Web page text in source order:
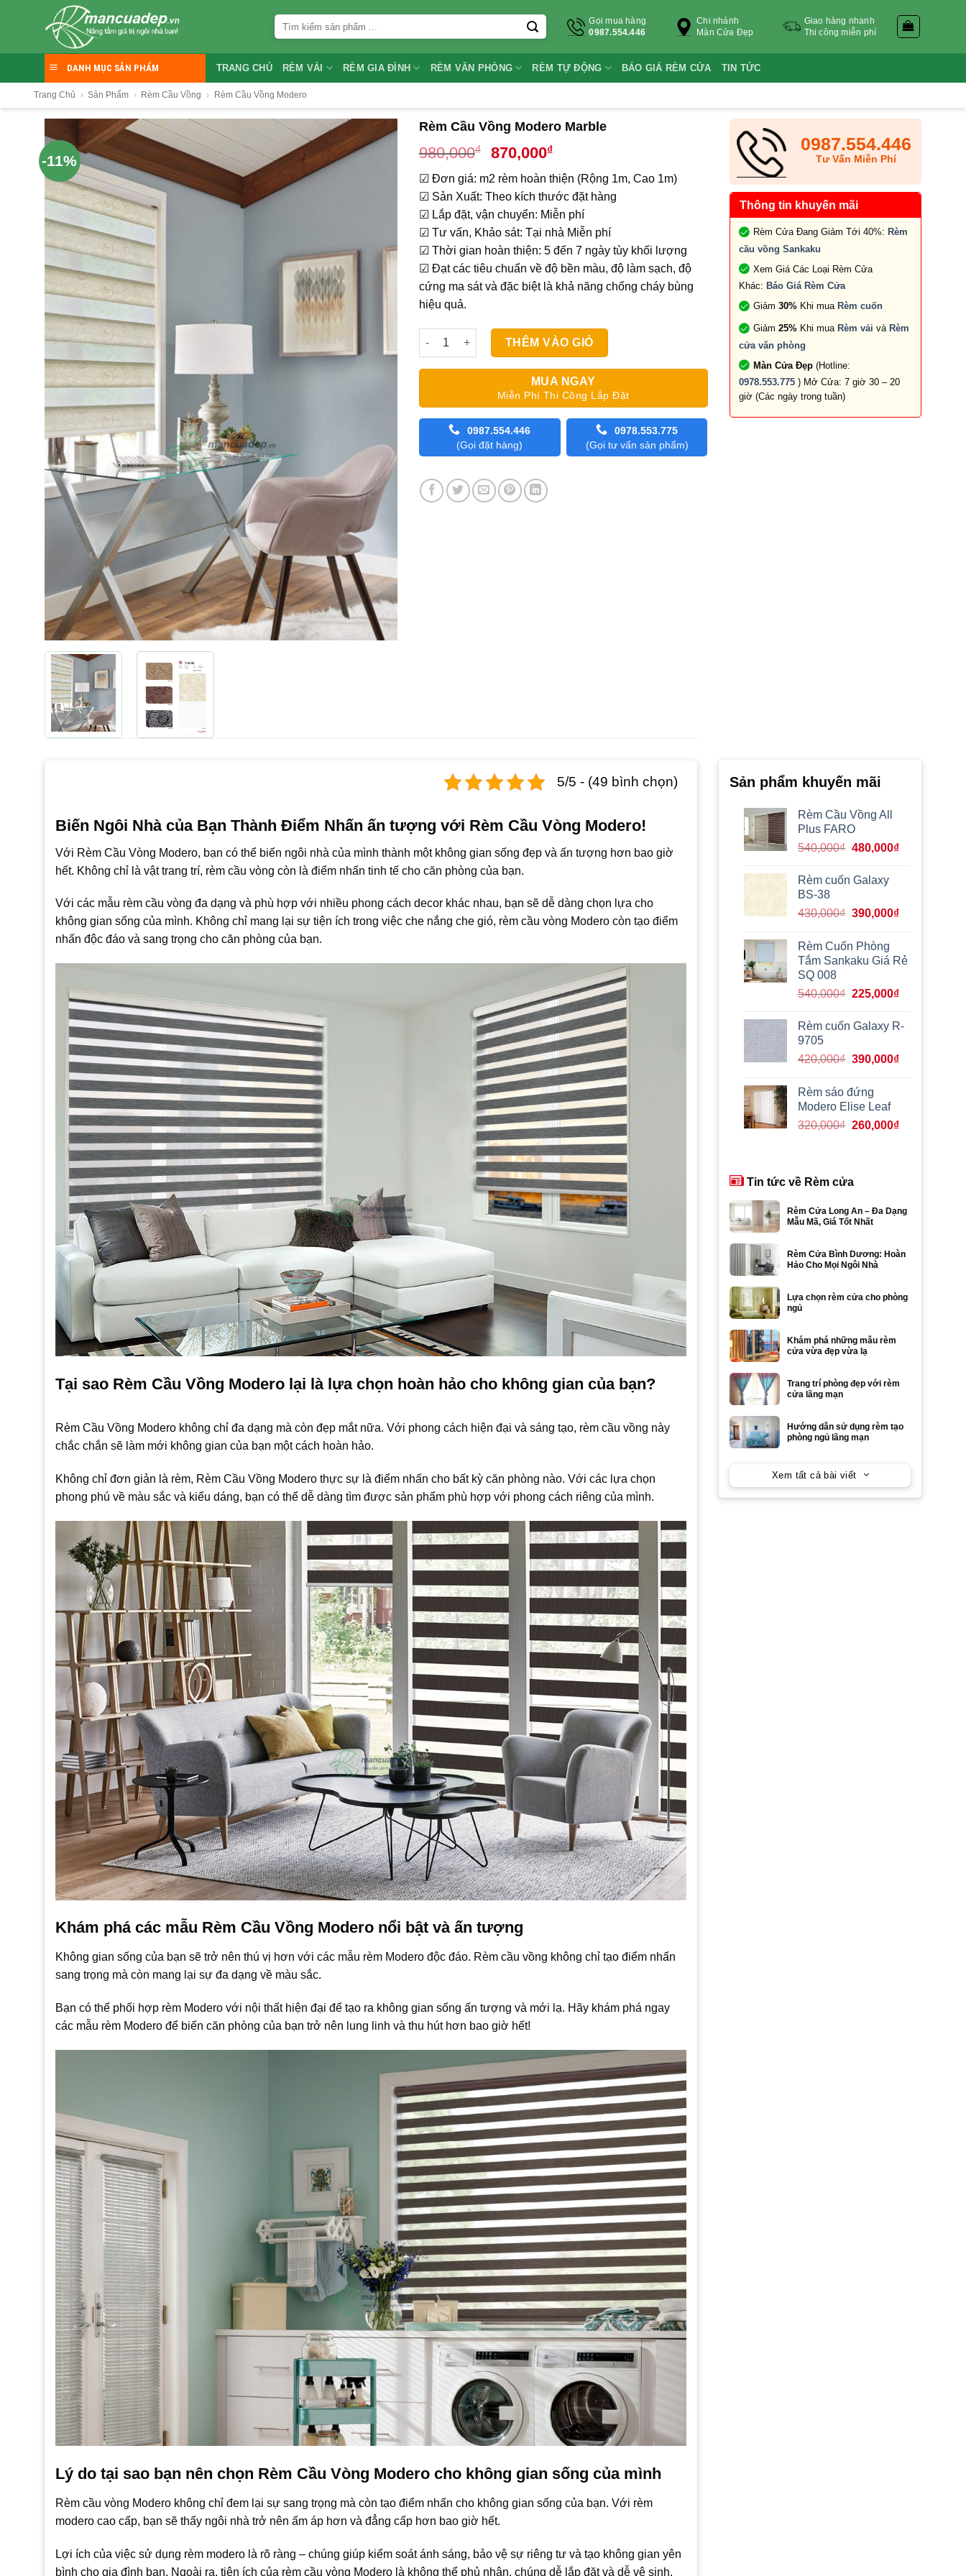
Tìm
kiếm:
Gọi mua hàng
0987.554.446
Chi nhánh
Màn Cửa Đẹp
Giao hàng nhanh
Thi công miễn phí
DANH MỤC SẢN PHẨM TRANG CHỦ RÈM VẢI RÈM GIA ĐÌNH RÈM VĂN PHÒNG RÈM TỰ ĐỘNG BÁO GIÁ RÈM CỬA TIN TỨC
Trang Chủ › Sản Phẩm › Rèm Cầu Vồng › Rèm Cầu Vồng Modero
-11%
Rèm Cầu Vồng Modero Marble
980,000₫
Giá
gốc
là:
980,000₫.
870,000₫Giá
hiện
tại
là:
870,000₫.
☑ Đơn giá: m2 rèm hoàn thiện (Rộng 1m, Cao 1m)
☑ Sản Xuất: Theo kích thước đặt hàng
☑ Lắp đặt, vận chuyển: Miễn phí
☑ Tư vấn, Khảo sát: Tại nhà Miễn phí
☑ Thời gian hoàn thiện: 5 đến 7 ngày tùy khối lượng
☑ Đạt các tiêu chuẩn về độ bền màu, độ làm sạch, độ
cứng ma sát và đặc biệt là khả năng chống cháy bùng
hiệu quả.
Rèm Cầu Vồng Modero Marble số lượng
THÊM VÀO GIỎ
MUA NGAY
Miễn Phí Thi Công Lắp Đặt
0987.554.446
(Gọi đặt hàng)
0978.553.775
(Gọi tư vấn sản phẩm)
0987.554.446
Tư Vấn Miễn Phí
Thông tin khuyến mãi
Rèm Cửa Đang Giảm Tới 40%: Rèm
cầu vồng Sankaku
Xem Giá Các Loại Rèm Cửa
Khác: Báo Giá Rèm Cửa
Giảm 30%Khi mua Rèm cuốn
Giảm 25%Khi mua Rèm vải và Rèm
cửa văn phòng
Màn Cửa Đẹp (Hotline:
0978.553.775 ) Mở Cửa: 7 giờ 30 – 20
giờ (Các ngày trong tuần)
5/5 - (49 bình chọn)
Biến Ngôi Nhà của Bạn Thành Điểm Nhấn ấn tượng với Rèm Cầu Vòng Modero!
Với Rèm Cầu Vòng Modero, bạn có thể biến ngôi nhà của mình thành một không gian sống đẹp và ấn tượng hơn bao giờ
hết. Không chỉ là vật trang trí, rèm cầu vòng còn là điểm nhấn tinh tế cho căn phòng của bạn.
Với các mẫu rèm cầu vòng đa dạng và phù hợp với nhiều phong cách decor khác nhau, bạn sẽ dễ dàng chọn lựa cho
không gian sống của mình. Không chỉ mang lại sự tiện ích trong việc che nắng che gió, rèm cầu vòng Modero còn tạo điểm
nhấn độc đáo và sang trọng cho căn phòng của bạn.
Tại sao Rèm Cầu Vồng Modero lại là lựa chọn hoàn hảo cho không gian của bạn?
Rèm Cầu Vồng Modero không chỉ đa dạng mà còn đẹp mắt nữa. Với phong cách hiện đại và sáng tạo, rèm cầu vồng này
chắc chắn sẽ làm mới không gian của bạn một cách hoàn hảo.
Không chỉ đơn giản là rèm, Rèm Cầu Vồng Modero thực sự là điểm nhấn cho bất kỳ căn phòng nào. Với các lựa chọn
phong phú về màu sắc và kiểu dáng, bạn có thể dễ dàng tìm được sản phẩm phù hợp với phong cách riêng của mình.
Khám phá các mẫu Rèm Cầu Vồng Modero nổi bật và ấn tượng
Không gian sống của bạn sẽ trở nên thú vị hơn với các mẫu rèm Modero độc đáo. Rèm cầu vồng không chỉ tạo điểm nhấn
sang trọng mà còn mang lại sự đa dạng về màu sắc.
Bạn có thể phối hợp rèm Modero với nội thất hiện đại để tạo ra không gian sống ấn tượng và mới lạ. Hãy khám phá ngay
các mẫu rèm Modero để biến căn phòng của bạn trở nên lung linh và thu hút hơn bao giờ hết!
Lý do tại sao bạn nên chọn Rèm Cầu Vòng Modero cho không gian sống của mình
Rèm cầu vòng Modero không chỉ đem lại sự sang trọng mà còn tạo điểm nhấn cho không gian sống của bạn. Với rèm
modero cao cấp, bạn sẽ thấy ngôi nhà trở nên ấm áp hơn và đẳng cấp hơn bao giờ hết.
Lợi ích của việc sử dụng rèm modero là rõ ràng – chúng giúp kiểm soát ánh sáng, bảo vệ sự riêng tư và tạo không gian yên
bình cho gia đình bạn. Ngoài ra, tiện ích của rèm cầu vòng Modero là không thể phủ nhận, chúng dễ lắp đặt và dễ vệ sinh.
Sản phẩm khuyến mãi
Rèm Cầu Vồng All
Plus FARO
540,000₫ Giá
là:
480,000₫Giá
480,000₫.
Rèm cuốn Galaxy
BS-38
430,000₫ Giá
là:
430,000₫.
390,000₫Giá
là:
Rèm Cuốn Phòng
Tắm Sankaku Giá Rẻ
SQ 008
540,000₫ Giá
là:
225,000₫Giá
tại
225,000₫.
Rèm cuốn Galaxy R-
9705
420,000₫ Giá
là:
420,000₫.
390,000₫Giá
390,000₫.
Rèm sáo đứng
Modero Elise Leaf
320,000₫ Giá
260,000₫Giá
Tin tức về Rèm cửa
Rèm Cửa Long An – Đa Dạng
Mẫu Mã, Giá Tốt Nhất
Rèm Cửa Bình Dương: Hoàn
Hảo Cho Mọi Ngôi Nhà
Lựa chọn rèm cửa cho phòng
ngủ
Khám phá những mẫu rèm
cửa vừa đẹp vừa lạ
Trang trí phòng đẹp với rèm
cửa lãng mạn
Hướng dẫn sử dụng rèm tạo
phòng ngủ lãng mạn
Xem tất cả bài viết